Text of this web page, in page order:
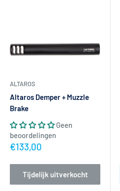
ALTAROS
Altaros Demper + Muzzle
Brake
Geen
beoordelingen
Actieprijs
€133,00
Tijdelijk uitverkocht